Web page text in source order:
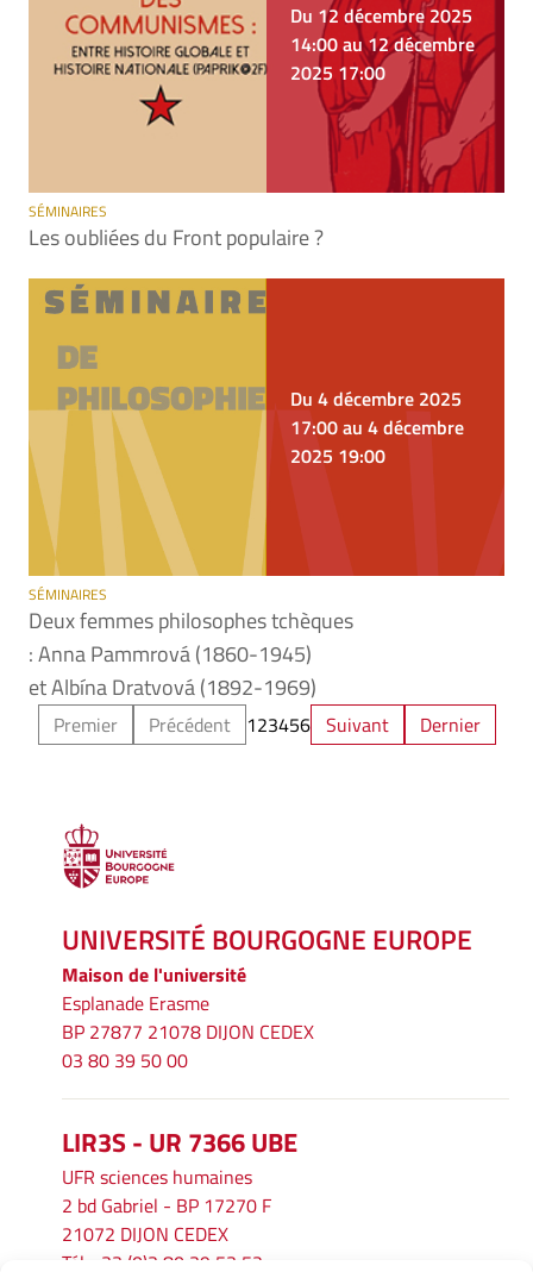
Du 12 décembre 2025
14:00 au 12 décembre
2025 17:00
SÉMINAIRES
Les oubliées du Front populaire ?
Du 4 décembre 2025
17:00 au 4 décembre
2025 19:00
SÉMINAIRES
Deux femmes philosophes tchèques
: Anna Pammrová (1860-1945)
et Albína Dratvová (1892-1969)
Premier Précédent 123456 Suivant Dernier
UNIVERSITÉ BOURGOGNE EUROPE
Maison de l'université
Esplanade Erasme
BP 27877 21078 DIJON CEDEX
03 80 39 50 00
LIR3S - UR 7366 UBE
UFR sciences humaines
2 bd Gabriel - BP 17270 F
21072 DIJON CEDEX
Tél. : 33 (0)3 80 39 53 52